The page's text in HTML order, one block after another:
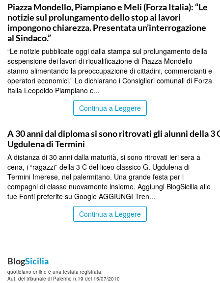
Piazza Mondello, Piampiano e Meli (Forza Italia): “Le
notizie sul prolungamento dello stop ai lavori
impongono chiarezza. Presentata un’interrogazione
al Sindaco.”
“Le notizie pubblicate oggi dalla stampa sul prolungamento della
sospensione dei lavori di riqualificazione di Piazza Mondello
stanno alimentando la preoccupazione di cittadini, commercianti e
operatori economici.” Lo dichiarano i Consiglieri comunali di Forza
Italia Leopoldo Piampiano e...
Continua a Leggere
A 30 anni dal diploma si sono ritrovati gli alunni della 3
Ugdulena di Termini
A distanza di 30 anni dalla maturità, si sono ritrovati ieri sera a
cena, i “ragazzi” della 3 C del liceo classico G. Ugdulena di
Termini Imerese, nel palermitano. Una grande festa per i
compagni di classe nuovamente insieme. Aggiungi BlogSicilia alle
tue Fonti preferite su Google AGGIUNGI Tren...
Continua a Leggere
BlogSicilia
quotidiano online è una testata registrata.
Aut. del tribunale di Palermo n.19 del 15/07/2010